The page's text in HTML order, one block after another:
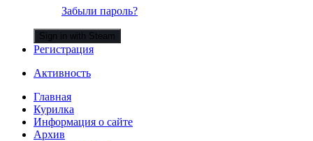
Забыли пароль?
Sign in with Steam
Регистрация
Активность
Главная
Курилка
Информация о сайте
Архив